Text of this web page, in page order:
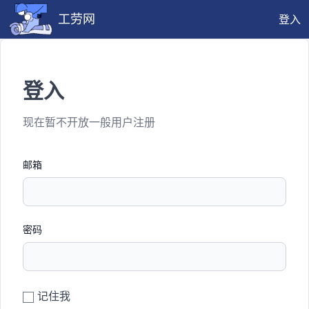
工劳网 登入
登入
现在暂不开放一般用户注册
邮箱
密码
记住我